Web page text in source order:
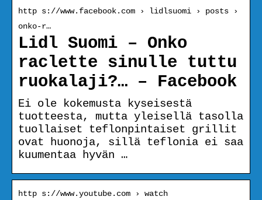
http s://www.facebook.com › lidlsuomi › posts ›
onko-r…
Lidl Suomi – Onko
raclette sinulle tuttu
ruokalaji?… – Facebook
Ei ole kokemusta kyseisestä
tuotteesta, mutta yleisellä tasolla
tuollaiset teflonpintaiset grillit
ovat huonoja, sillä teflonia ei saa
kuumentaa hyvän …
http s://www.youtube.com › watch